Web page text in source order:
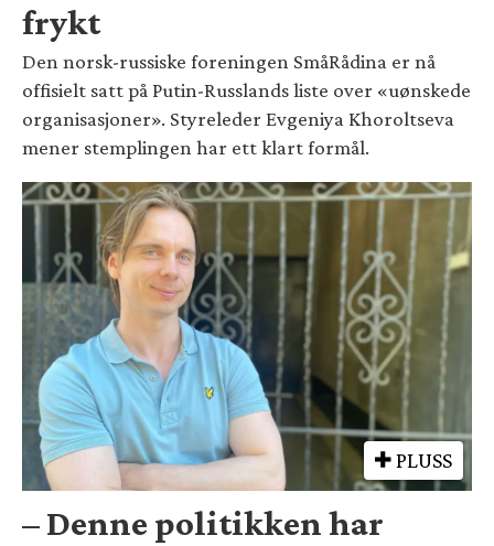
frykt
Den norsk-russiske foreningen SmåRådina er nå
offisielt satt på Putin-Russlands liste over «uønskede
organisasjoner». Styreleder Evgeniya Khoroltseva
mener stemplingen har ett klart formål.
PLUSS
– Denne politikken har